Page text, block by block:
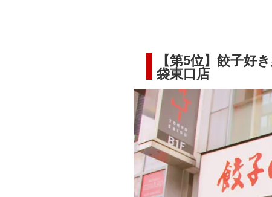
【第5位】餃子好
袋東口店